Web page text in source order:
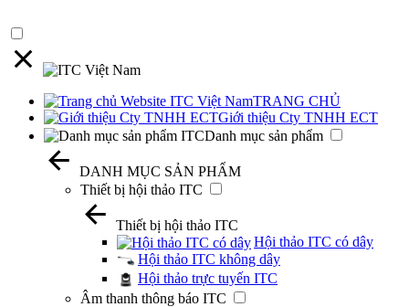
TRANG CHỦ
Giới thiệu Cty TNHH ECT
Danh mục sản phẩm
DANH MỤC SẢN PHẨM
Thiết bị hội thảo ITC
Thiết bị hội thảo ITC
Hội thảo ITC có dây
Hội thảo ITC không dây
Hội thảo trực tuyến ITC
Âm thanh thông báo ITC